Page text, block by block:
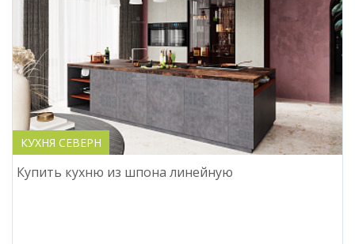
КУХНЯ СЕВЕРН
Купить кухню из шпона линейную